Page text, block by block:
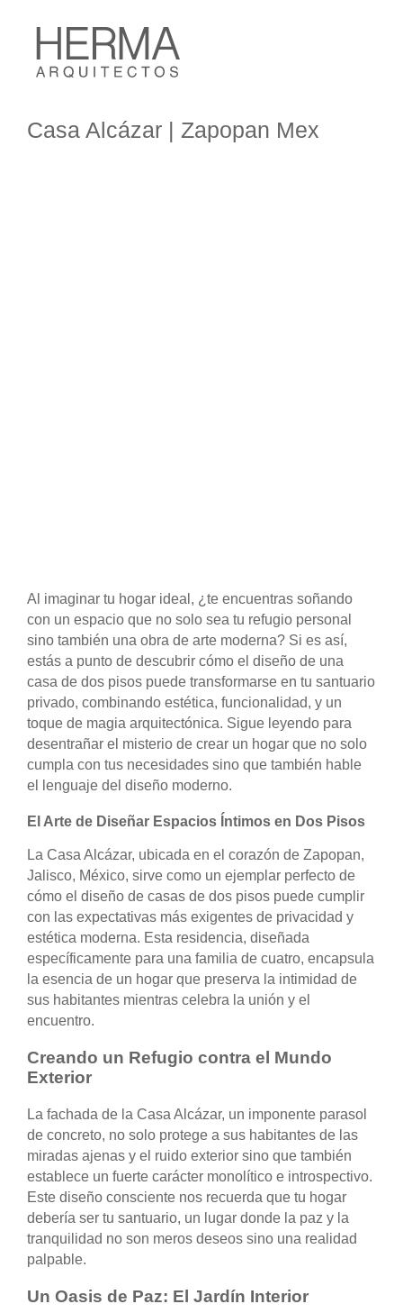
Casa Alcázar | Zapopan Mex
Al imaginar tu hogar ideal, ¿te encuentras soñando
con un espacio que no solo sea tu refugio personal
sino también una obra de arte moderna? Si es así,
estás a punto de descubrir cómo el diseño de una
casa de dos pisos puede transformarse en tu santuario
privado, combinando estética, funcionalidad, y un
toque de magia arquitectónica. Sigue leyendo para
desentrañar el misterio de crear un hogar que no solo
cumpla con tus necesidades sino que también hable
el lenguaje del diseño moderno.
El Arte de Diseñar Espacios Íntimos en Dos Pisos
La Casa Alcázar, ubicada en el corazón de Zapopan,
Jalisco, México, sirve como un ejemplar perfecto de
cómo el diseño de casas de dos pisos puede cumplir
con las expectativas más exigentes de privacidad y
estética moderna. Esta residencia, diseñada
específicamente para una familia de cuatro, encapsula
la esencia de un hogar que preserva la intimidad de
sus habitantes mientras celebra la unión y el
encuentro.
Creando un Refugio contra el Mundo
Exterior
La fachada de la Casa Alcázar, un imponente parasol
de concreto, no solo protege a sus habitantes de las
miradas ajenas y el ruido exterior sino que también
establece un fuerte carácter monolítico e introspectivo.
Este diseño consciente nos recuerda que tu hogar
debería ser tu santuario, un lugar donde la paz y la
tranquilidad no son meros deseos sino una realidad
palpable.
Un Oasis de Paz: El Jardín Interior